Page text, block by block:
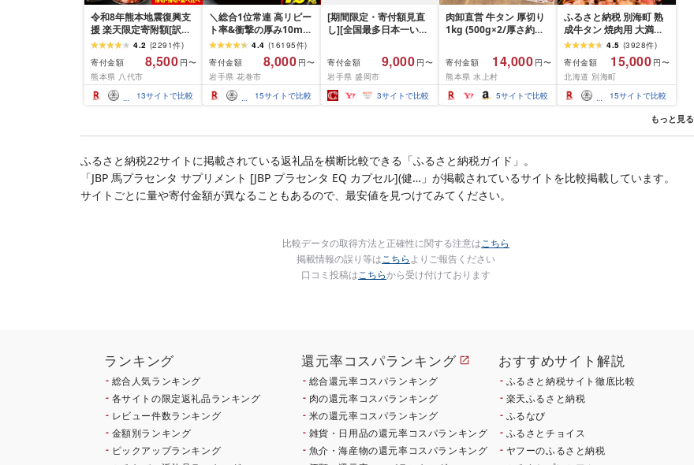
令和8年熊本地震復興支
援 楽天限定寄附額[訳あ
り]牛タン 500g〜2kg 肉
牛肉 訳あり 牛タン 冷凍
小分け 厚切り 薄切り 食
べ比べ 500g 1kg 1.5kg
2kg 牛 人気 ビーフ 牛た
ん ふるさと納税 ランキ
4.2 (2291件)
寄付金額
8,500 円〜
熊本県 八代市
13サイトで比較
＼総合1位常連 高リピー
ト率&衝撃の厚み10mm
厚切り牛タン 塩味/ ≪ス
ピード発送!!10営業日以
内発送≫ 選べる内容量
500g / 1kg 定期便 毎月
届く 牛肉 肉 BBQ ふるさ
と 人気 ランキング 岩手
4.4 (16195件)
寄付金額
8,000 円〜
岩手県 花巻市
15サイトで比較
[期間限定・寄付額見直
し][全国最多日本一いわ
1.5kg(150g×10個) いわ
て牛 × 岩中豚 ハンバー
グ 合挽き 合い挽き 黒毛
和牛 人気 冷凍 個包装 小
分け 冷凍 牛肉 豚肉 和牛
キング 1位 1万円以下 岩
手県 盛岡市 東北 岩手 盛
岡 shikoku001k
寄付金額 9,000 円〜
岩手県 盛岡市
3サイトで比較
肉卸直営 牛タン 厚切り
1kg (500g×2/厚さ約
牛肉 焼肉 冷凍 スライス
業務用 バーベキュー
BBQ おつまみ ギフト お
祝い お中元 夏ギフト
寄付金額 14,000 円〜
熊本県 水上村
5サイトで比較
ふるさと納税 別海町 熟
成牛タン 焼肉用 大満足
1.2kg3種 牛タン厚切り
スライス ステーキ 別海
町ふるさと納税
4.5 (3928件)
寄付金額
15,000 円〜
北海道 別海町
15サイトで比較
もっと見る
ふるさと納税22サイトに掲載されている返礼品を横断比較できる「ふるさと納税ガイド」。
「JBP 馬プラセンタ サプリメント [JBP プラセンタ EQ カプセル](健…」が掲載されているサイトを比較掲載しています。
サイトごとに量や寄付金額が異なることもあるので、最安値を見つけてみてください。
比較データの取得方法と正確性に関する注意はこちら
掲載情報の誤り等はこちらよりご報告ください
口コミ投稿はこちらから受け付けております
ランキング
総合人気ランキング
各サイトの限定返礼品ランキング
レビュー件数ランキング
金額別ランキング
ピックアップランキング
還元率コスパランキング
総合還元率コスパランキング
肉の還元率コスパランキング
米の還元率コスパランキング
雑貨・日用品の還元率コスパランキング
魚介・海産物の還元率コスパランキング
おすすめサイト解説
ふるさと納税サイト徹底比較
楽天ふるさと納税
ふるなび
ふるさとチョイス
ヤフーのふるさと納税